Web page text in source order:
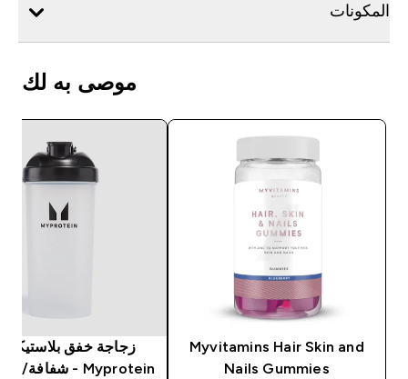
المكونات
موصى به لك
Myvitamins Hair Skin and
Nails Gummies
زجاجة خفق
Myprotein - شفافة/ لون أسود